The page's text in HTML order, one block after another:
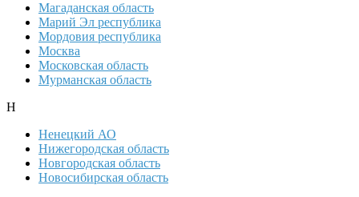
Магаданская область
Марий Эл республика
Мордовия республика
Москва
Московская область
Мурманская область
Н
Ненецкий АО
Нижегородская область
Новгородская область
Новосибирская область